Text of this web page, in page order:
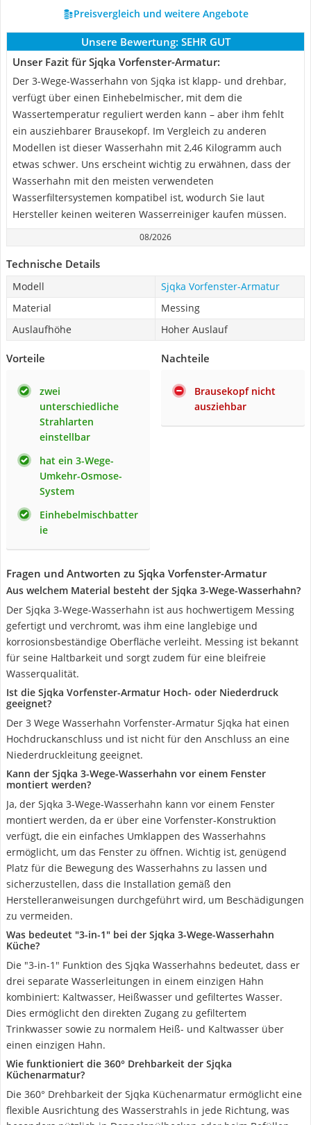
Preisvergleich und weitere Angebote
Unsere Bewertung: SEHR GUT
Unser Fazit für Sjqka Vorfenster-Armatur:
Der 3-Wege-Wasserhahn von Sjqka ist klapp- und drehbar,
verfügt über einen Einhebelmischer, mit dem die
Wassertemperatur reguliert werden kann – aber ihm fehlt
ein ausziehbarer Brausekopf. Im Vergleich zu anderen
Modellen ist dieser Wasserhahn mit 2,46 Kilogramm auch
etwas schwer. Uns erscheint wichtig zu erwähnen, dass der
Wasserhahn mit den meisten verwendeten
Wasserfiltersystemen kompatibel ist, wodurch Sie laut
Hersteller keinen weiteren Wasserreiniger kaufen müssen.
08/2026
Technische Details
Modell
Sjqka Vorfenster-Armatur
Material
Messing
Auslaufhöhe
Hoher Auslauf
Vorteile
zwei
unterschiedliche
Strahlarten
einstellbar
hat ein 3-Wege-
Umkehr-Osmose-
System
Einhebelmischbatter
ie
Nachteile
Brausekopf nicht
ausziehbar
Fragen und Antworten zu Sjqka Vorfenster-Armatur
Aus welchem Material besteht der Sjqka 3-Wege-Wasserhahn?
Der Sjqka 3-Wege-Wasserhahn ist aus hochwertigem Messing
gefertigt und verchromt, was ihm eine langlebige und
korrosionsbeständige Oberfläche verleiht. Messing ist bekannt
für seine Haltbarkeit und sorgt zudem für eine bleifreie
Wasserqualität.
Ist die Sjqka Vorfenster-Armatur Hoch- oder Niederdruck
geeignet?
Der 3 Wege Wasserhahn Vorfenster-Armatur Sjqka hat einen
Hochdruckanschluss und ist nicht für den Anschluss an eine
Niederdruckleitung geeignet.
Kann der Sjqka 3-Wege-Wasserhahn vor einem Fenster
montiert werden?
Ja, der Sjqka 3-Wege-Wasserhahn kann vor einem Fenster
montiert werden, da er über eine Vorfenster-Konstruktion
verfügt, die ein einfaches Umklappen des Wasserhahns
ermöglicht, um das Fenster zu öffnen. Wichtig ist, genügend
Platz für die Bewegung des Wasserhahns zu lassen und
sicherzustellen, dass die Installation gemäß den
Herstelleranweisungen durchgeführt wird, um Beschädigungen
zu vermeiden.
Was bedeutet "3-in-1" bei der Sjqka 3-Wege-Wasserhahn
Küche?
Die "3-in-1" Funktion des Sjqka Wasserhahns bedeutet, dass er
drei separate Wasserleitungen in einem einzigen Hahn
kombiniert: Kaltwasser, Heißwasser und gefiltertes Wasser.
Dies ermöglicht den direkten Zugang zu gefiltertem
Trinkwasser sowie zu normalem Heiß- und Kaltwasser über
einen einzigen Hahn.
Wie funktioniert die 360° Drehbarkeit der Sjqka
Küchenarmatur?
Die 360° Drehbarkeit der Sjqka Küchenarmatur ermöglicht eine
flexible Ausrichtung des Wasserstrahls in jede Richtung, was